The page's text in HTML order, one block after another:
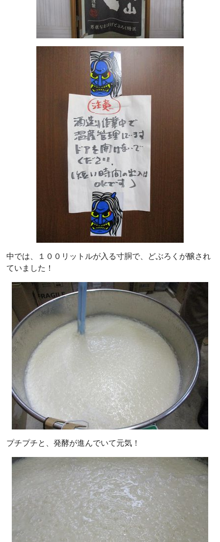
中では、１００リットルが入る寸胴で、どぶろくが醸され
ていました！
プチプチと、発酵が進んでいて元気！